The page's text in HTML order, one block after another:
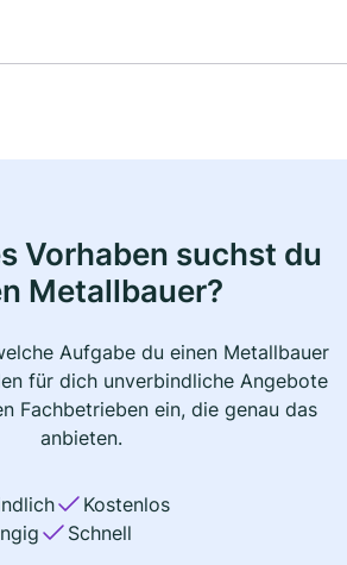
Vorhaben suchst du
Metallbauer?
Aufgabe du einen Metallbauer
für dich unverbindliche Angebote
Fachbetrieben ein, die genau das
anbieten.
Kostenlos
Schnell